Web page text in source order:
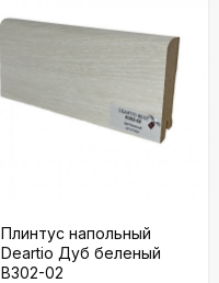
Плинтус напольный
Deartio Дуб беленый
B302-02